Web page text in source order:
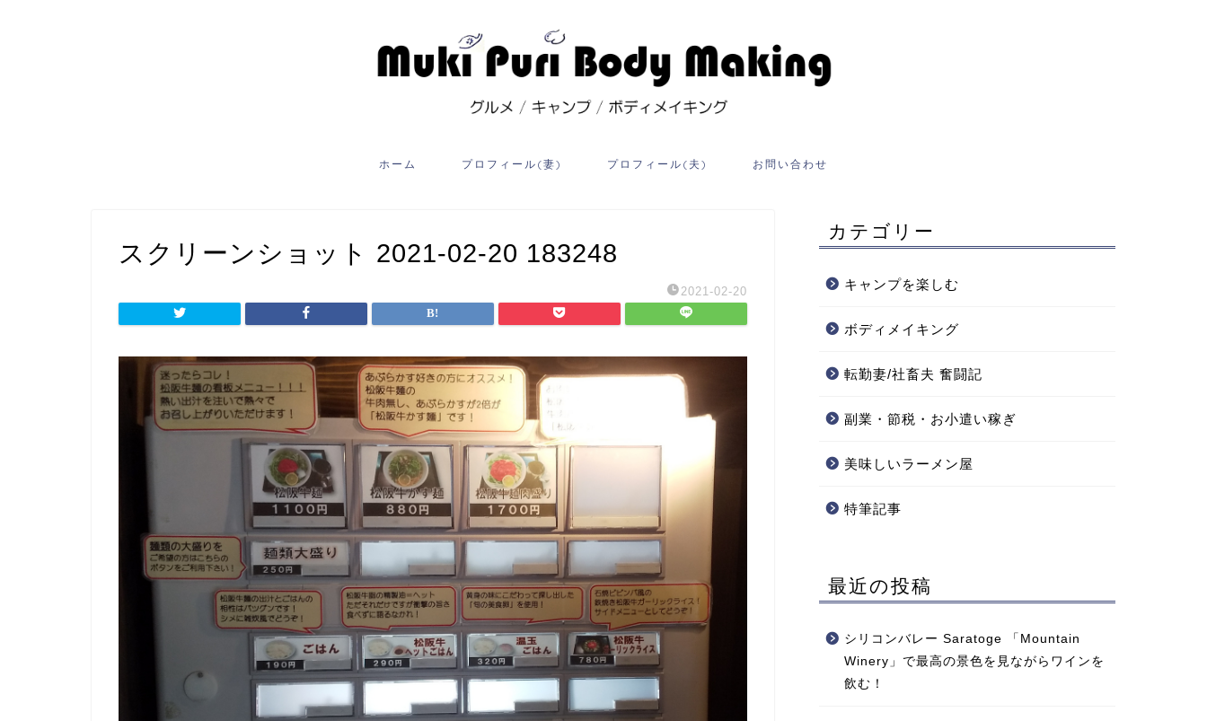
ホーム プロフィール(妻) プロフィール(夫) お問い合わせ
スクリーンショット 2021-02-20 183248
2021-02-20
カテゴリー
キャンプを楽しむ
ボディメイキング
転勤妻/社畜夫 奮闘記
副業・節税・お小遣い稼ぎ
美味しいラーメン屋
特筆記事
最近の投稿
シリコンバレー Saratoge 「Mountain
Winery」で最高の景色を見ながらワインを
飲む！